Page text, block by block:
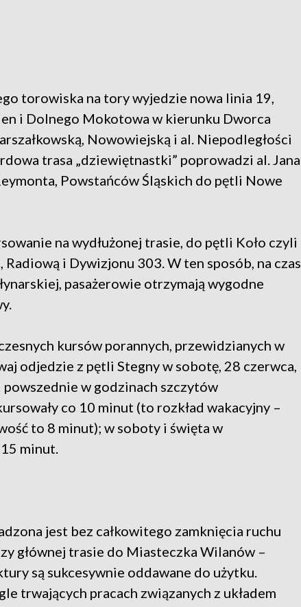
torowiska na tory wyjedzie nowa linia 19,
i Dolnego Mokotowa w kierunku Dworca
Nowowiejską i al. Niepodległości
trasa „dziewiętnastki” poprowadzi al. Jana
Powstańców Śląskich do pętli Nowe
na wydłużonej trasie, do pętli Koło czyli
i Dywizjonu 303. W ten sposób, na czas
pasażerowie otrzymają wygodne
kursów porannych, przewidzianych w
odjedzie z pętli Stegny w sobotę, 28 czerwca,
powszednie w godzinach szczytów
co 10 minut (to rozkład wakacyjny –
to 8 minut); w soboty i święta w
minut.
jest bez całkowitego zamknięcia ruchu
głównej trasie do Miasteczka Wilanów –
są sukcesywnie oddawane do użytku.
trwających pracach związanych z układem